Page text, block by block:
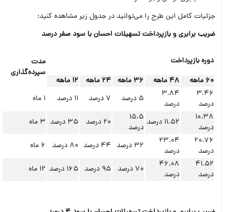
جزئیات کامل این طرح را می‌توانید در جدول زیر مشاهده کنید:
ضریب برابری و بازپرداخت تسهیلات احسان با سود صفر درصد
دوره بازپرداخت
مدت
سپرده‌گذاری
48 ماهه 36 ماهه 24 ماهه
12 ماهه
3.46
درصد
3.84
درصد
7 درصد 11 درصد
1 ماه
10.38
درصد
11.52 درصد
15.5
درصد
35 درصد
3 ماه
20.76
درصد
23.04
درصد
44 درصد 80 درصد
6 ماه
41.52
درصد
46.08
درصد
95 درصد 165 درصد 12 ماه